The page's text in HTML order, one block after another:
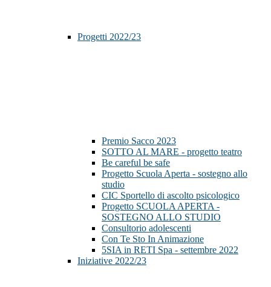
Progetti 2022/23
Premio Sacco 2023
SOTTO AL MARE - progetto teatro
Be careful be safe
Progetto Scuola Aperta - sostegno allo
studio
CIC Sportello di ascolto psicologico
Progetto SCUOLA APERTA -
SOSTEGNO ALLO STUDIO
Consultorio adolescenti
Con Te Sto In Animazione
5SIA in RETI Spa - settembre 2022
Iniziative 2022/23